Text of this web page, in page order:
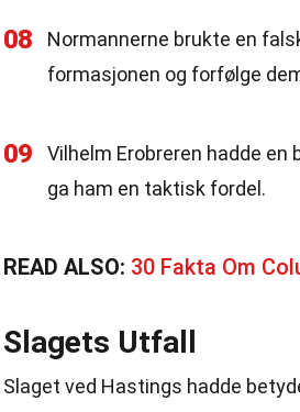
08
Normannerne brukte en
formasjonen og forfølge
09
Vilhelm Erobreren hadde
ga ham en taktisk fordel.
READ ALSO: 30 Fakta Om
Slagets Utfall
Slaget ved Hastings hadde